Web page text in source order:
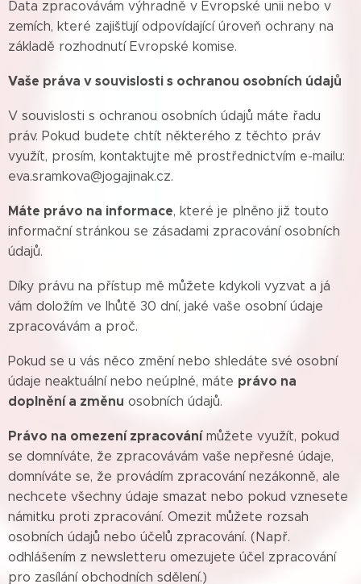
Data zpracovávám výhradně v Evropské unii nebo v
zemích, které zajišťují odpovídající úroveň ochrany na
základě rozhodnutí Evropské komise.
Vaše práva v souvislosti s ochranou osobních údajů
V souvislosti s ochranou osobních údajů máte řadu
práv. Pokud budete chtít některého z těchto práv
využít, prosím, kontaktujte mě prostřednictvím e-mailu:
eva.sramkova@jogajinak.cz.
Máte právo na informace, které je plněno již touto
informační stránkou se zásadami zpracování osobních
údajů.
Díky právu na přístup mě můžete kdykoli vyzvat a já
vám doložím ve lhůtě 30 dní, jaké vaše osobní údaje
zpracovávám a proč.
Pokud se u vás něco změní nebo shledáte své osobní
údaje neaktuální nebo neúplné, máte právo na
doplnění a změnu osobních údajů.
Právo na omezení zpracovánímůžete využít, pokud
se domníváte, že zpracovávám vaše nepřesné údaje,
domníváte se, že provádím zpracování nezákonně, ale
nechcete všechny údaje smazat nebo pokud vznesete
námitku proti zpracování. Omezit můžete rozsah
osobních údajů nebo účelů zpracování. (Např.
odhlášením z newsletteru omezujete účel zpracování
pro zasílání obchodních sdělení.)